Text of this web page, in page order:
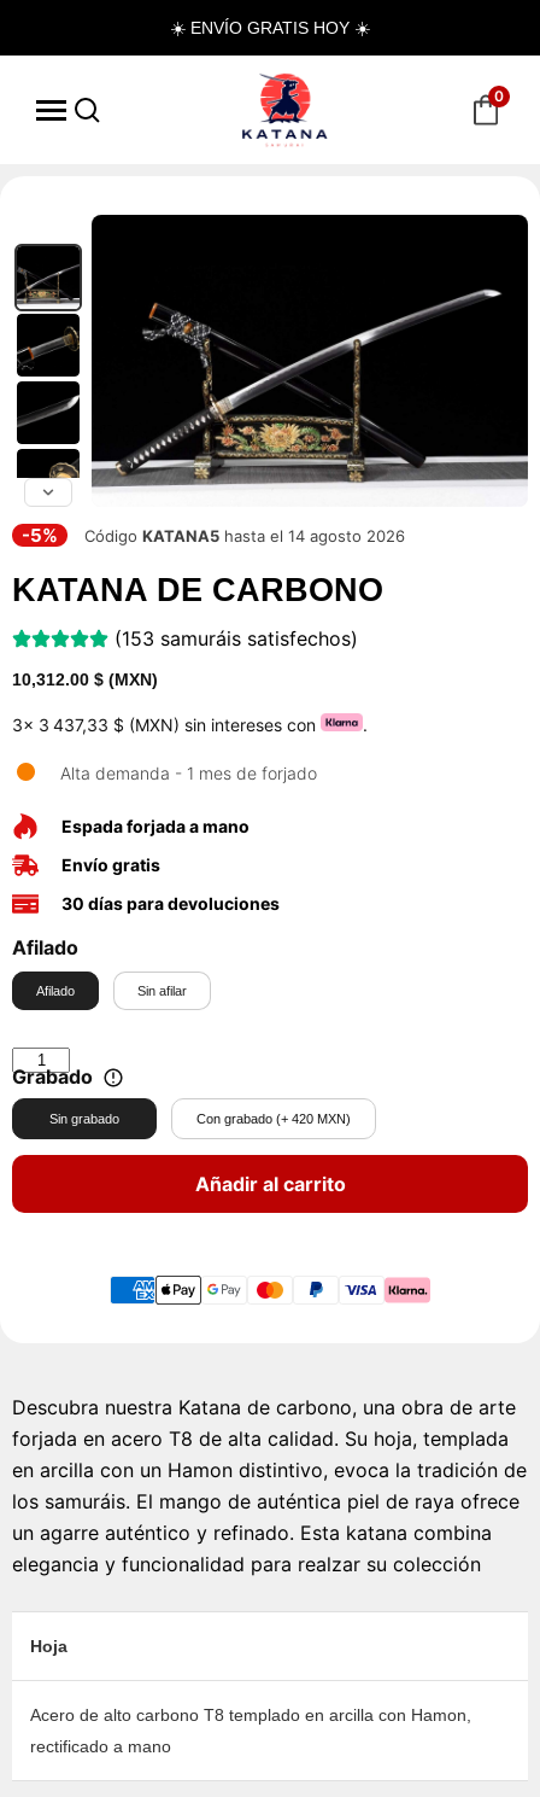
☀️ ENVÍO GRATIS HOY ☀️
0
-5% Código KATANA5 hasta el 14 agosto 2026
KATANA DE CARBONO
(153 samuráis satisfechos)
10,312.00 $ (MXN)
3x 3 437,33 $ (MXN) sin intereses con .
Alta demanda - 1 mes de forjado
Espada forjada a mano
Envío gratis
30 días para devoluciones
Afilado
Afilado Sin afilar
Grabado
Sin grabado Con grabado (+ 420 MXN)
Añadir al carrito
Descubra nuestra Katana de carbono, una obra de arte
forjada en acero T8 de alta calidad. Su hoja, templada
en arcilla con un Hamon distintivo, evoca la tradición de
los samuráis. El mango de auténtica piel de raya ofrece
un agarre auténtico y refinado. Esta katana combina
elegancia y funcionalidad para realzar su colección
Hoja
Acero de alto carbono T8 templado en arcilla con Hamon,
rectificado a mano